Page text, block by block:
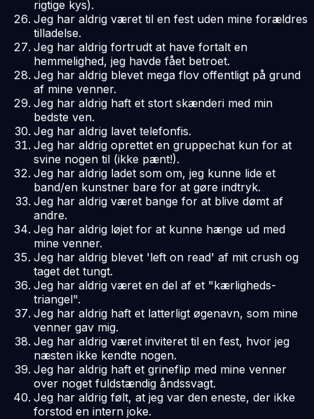
rigtige kys).
Jeg har aldrig været til en fest uden mine forældres
tilladelse.
Jeg har aldrig fortrudt at have fortalt en
hemmelighed, jeg havde fået betroet.
Jeg har aldrig blevet mega flov offentligt på grund
af mine venner.
Jeg har aldrig haft et stort skænderi med min
bedste ven.
Jeg har aldrig lavet telefonfis.
Jeg har aldrig oprettet en gruppechat kun for at
svine nogen til (ikke pænt!).
Jeg har aldrig ladet som om, jeg kunne lide et
band/en kunstner bare for at gøre indtryk.
Jeg har aldrig været bange for at blive dømt af
andre.
Jeg har aldrig løjet for at kunne hænge ud med
mine venner.
Jeg har aldrig blevet 'left on read' af mit crush og
taget det tungt.
Jeg har aldrig været en del af et "kærligheds-
triangel".
Jeg har aldrig haft et latterligt øgenavn, som mine
venner gav mig.
Jeg har aldrig været inviteret til en fest, hvor jeg
næsten ikke kendte nogen.
Jeg har aldrig haft et grineflip med mine venner
over noget fuldstændig åndssvagt.
Jeg har aldrig følt, at jeg var den eneste, der ikke
forstod en intern joke.